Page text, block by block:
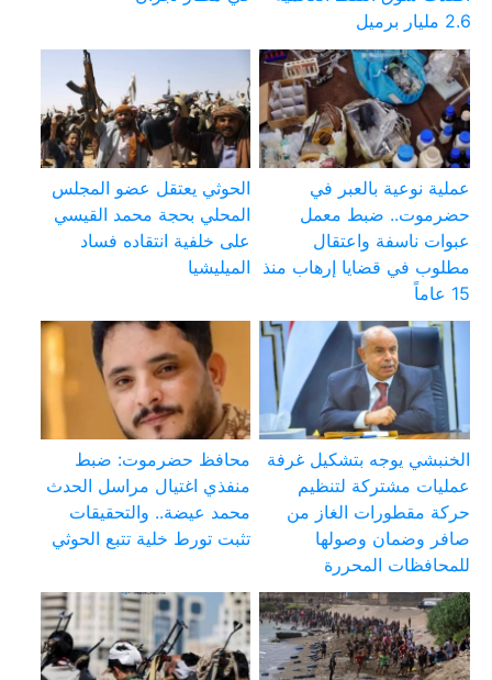
2.6 مليار برميل
عملية نوعية بالعبر في
حضرموت.. ضبط معمل
عبوات ناسفة واعتقال
مطلوب في قضايا إرهاب منذ
15 عاماً
الحوثي يعتقل عضو المجلس
المحلي بحجة محمد القيسي
على خلفية انتقاده فساد
الميليشيا
الخنبشي يوجه بتشكيل غرفة
عمليات مشتركة لتنظيم
حركة مقطورات الغاز من
صافر وضمان وصولها
للمحافظات المحررة
محافظ حضرموت: ضبط
منفذي اغتيال مراسل الحدث
محمد عيضة.. والتحقيقات
تثبت تورط خلية تتبع الحوثي